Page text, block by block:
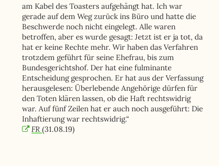
am Kabel des Toasters aufgehängt hat. Ich war
gerade auf dem Weg zurück ins Büro und hatte die
Beschwerde noch nicht eingelegt. Alle waren
betroffen, aber es wurde gesagt: Jetzt ist er ja tot, da
hat er keine Rechte mehr. Wir haben das Verfahren
trotzdem geführt für seine Ehefrau, bis zum
Bundesgerichtshof. Der hat eine fulminante
Entscheidung gesprochen. Er hat aus der Verfassung
herausgelesen: Überlebende Angehörige dürfen für
den Toten klären lassen, ob die Haft rechtswidrig
war. Auf fünf Zeilen hat er auch noch ausgeführt: Die
Inhaftierung war rechtswidrig.“
FR(31.08.19)